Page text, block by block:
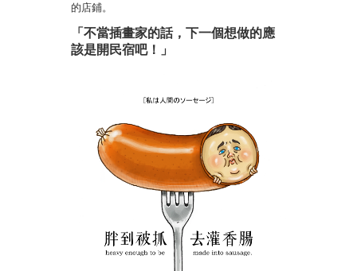
的店鋪。
「不當插畫家的話，下一個想做的應
該是開民宿吧！」